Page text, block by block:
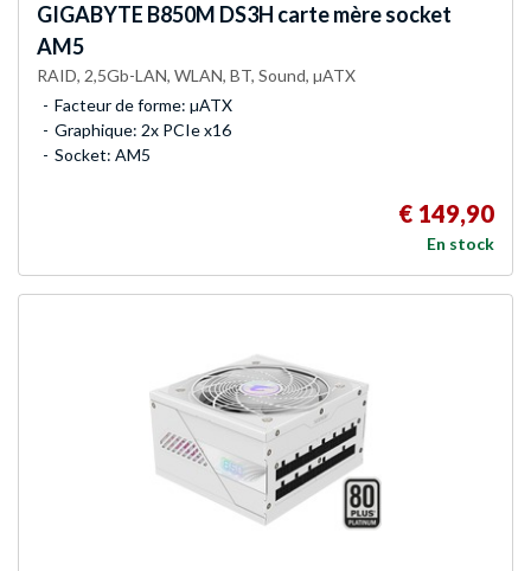
GIGABYTE B850M DS3H carte mère socket
AM5
RAID, 2,5Gb-LAN, WLAN, BT, Sound, µATX
Facteur de forme: µATX
Graphique: 2x PCIe x16
Socket: AM5
€ 149,90
En stock